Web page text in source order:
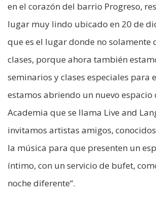
en el corazón del barrio Progreso,
lugar muy lindo ubicado en 20 de
que es el lugar donde no solamente
clases, porque ahora también
seminarios y clases especiales para
estamos abriendo un nuevo espacio
Academia que se llama Live and
invitamos artistas amigos,
la música para que presenten un
íntimo, con un servicio de bufet,
noche diferente“.